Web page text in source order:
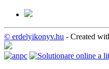
© erdelyikonyv.hu - Created